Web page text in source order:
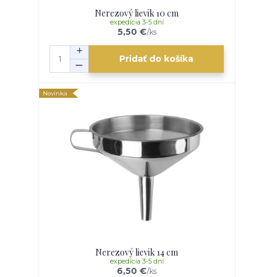
Nerezový lievik 10 cm
5,50 €/ks
expedícia 3-5 dní
Pridať do košíka
Novinka
Nerezový lievik 14 cm
6,50 €/ks
expedícia 3-5 dní